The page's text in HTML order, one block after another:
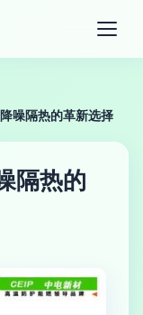
噪隔热的革新选择
隔热的